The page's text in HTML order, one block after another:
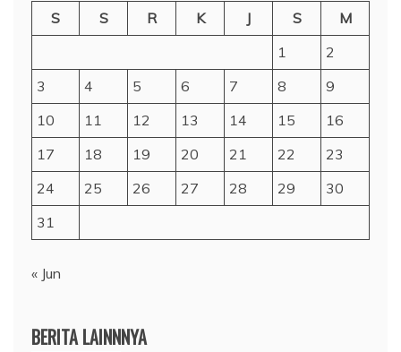
S
S R K J S
M
1
2
3
4 5 6 7 8
9
10
11 12 13 14 15
16
17
18 19 20 21 22
23
24
25 26 27 28 29
30
31
« Jun
BERITA LAINNNYA